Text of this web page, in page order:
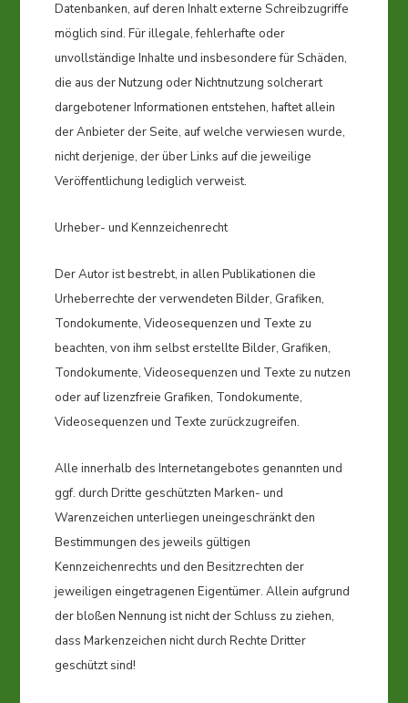
Datenbanken, auf deren Inhalt externe Schreibzugriffe
möglich sind. Für illegale, fehlerhafte oder
unvollständige Inhalte und insbesondere für Schäden,
die aus der Nutzung oder Nichtnutzung solcherart
dargebotener Informationen entstehen, haftet allein
der Anbieter der Seite, auf welche verwiesen wurde,
nicht derjenige, der über Links auf die jeweilige
Veröffentlichung lediglich verweist.
Urheber- und Kennzeichenrecht
Der Autor ist bestrebt, in allen Publikationen die
Urheberrechte der verwendeten Bilder, Grafiken,
Tondokumente, Videosequenzen und Texte zu
beachten, von ihm selbst erstellte Bilder, Grafiken,
Tondokumente, Videosequenzen und Texte zu nutzen
oder auf lizenzfreie Grafiken, Tondokumente,
Videosequenzen und Texte zurückzugreifen.
Alle innerhalb des Internetangebotes genannten und
ggf. durch Dritte geschützten Marken- und
Warenzeichen unterliegen uneingeschränkt den
Bestimmungen des jeweils gültigen
Kennzeichenrechts und den Besitzrechten der
jeweiligen eingetragenen Eigentümer. Allein aufgrund
der bloßen Nennung ist nicht der Schluss zu ziehen,
dass Markenzeichen nicht durch Rechte Dritter
geschützt sind!